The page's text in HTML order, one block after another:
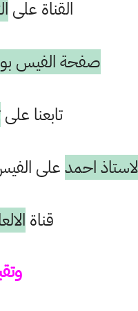
القناة على
صفحة الفيس
تابعنا على
احمدعلى
قناة